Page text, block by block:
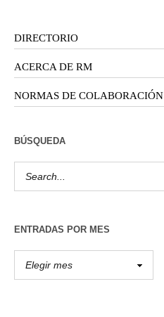
DIRECTORIO
ACERCA DE RM
NORMAS DE COLABORACIÓN
BÚSQUEDA
ENTRADAS POR MES